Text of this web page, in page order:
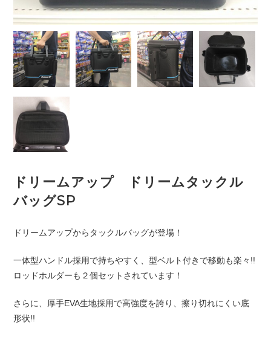
ドリームアップ ドリームタックル
バッグSP
ドリームアップからタックルバッグが登場！
一体型ハンドル採用で持ちやすく、型ベルト付きで移動も楽々!!
ロッドホルダーも２個セットされています！
さらに、厚手EVA生地採用で高強度を誇り、擦り切れにくい底
形状!!